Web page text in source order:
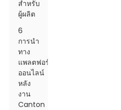
สำหรับ
ผู้ผลิต
6
การนำ
ทาง
แพลตฟอร์ม
ออนไลน์
หลัง
งาน
Canton